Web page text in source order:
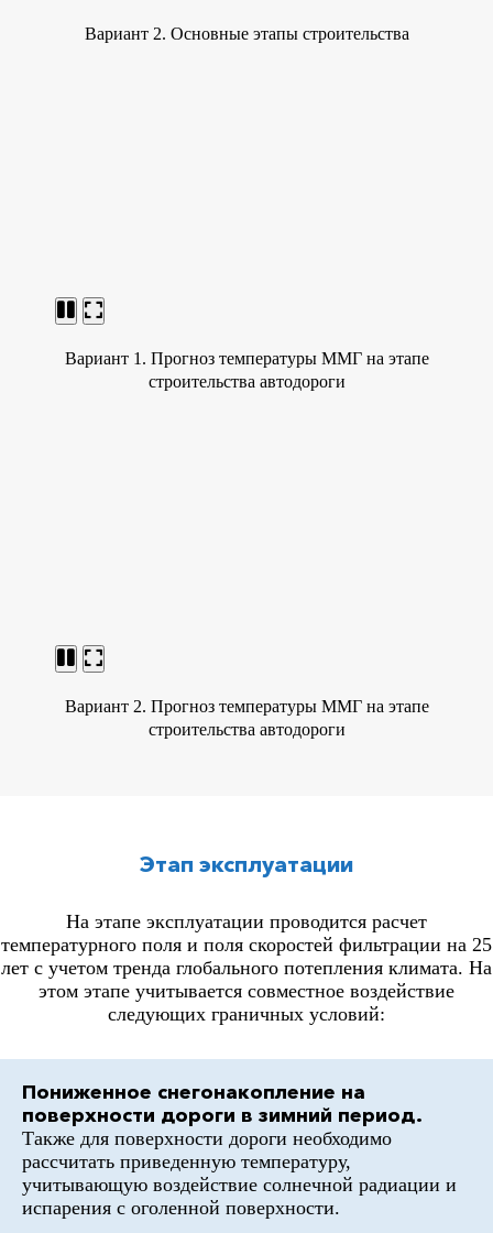
Вариант 2. Основные этапы строительства
Вариант 1. Прогноз температуры ММГ на этапе
строительства автодороги
Вариант 2. Прогноз температуры ММГ на этапе
строительства автодороги
Этап эксплуатации
На этапе эксплуатации проводится расчет
температурного поля и поля скоростей фильтрации на 25
лет с учетом тренда глобального потепления климата. На
этом этапе учитывается совместное воздействие
следующих граничных условий:
Пониженное снегонакопление на
поверхности дороги в зимний период.
Также для поверхности дороги необходимо
рассчитать приведенную температуру,
учитывающую воздействие солнечной радиации и
испарения с оголенной поверхности.